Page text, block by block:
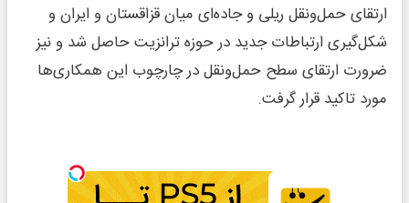
ارتقای حمل‌ونقل ریلی و جاده‌ای میان قزاقستان و ایران و
شکل‌گیری ارتباطات جدید در حوزه ترانزیت حاصل شد و نیز
ضرورت ارتقای سطح حمل‌ونقل در چارچوب این همکاری‌ها
مورد تاکید قرار گرفت.